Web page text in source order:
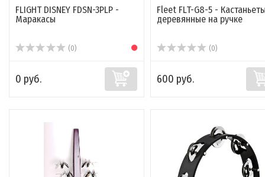
FLIGHT DISNEY FDSN-3PLP -
Маракасы
(0)
0 руб.
Fleet FLT-G8-5 -
деревянные на ручке
(0)
600 руб.